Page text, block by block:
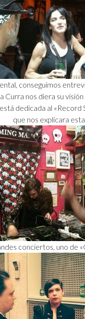
conseguimos
Curra nos diera su
dedicada al
que nos explicara
conciertos, uno de